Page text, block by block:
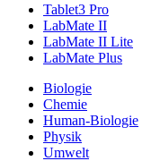
Tablet3 Pro
LabMate II
LabMate II Lite
LabMate Plus
Biologie
Chemie
Human-Biologie
Physik
Umwelt